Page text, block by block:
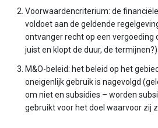
Voorwaardencriterium: de
voldoet aan de geldende
ontvanger recht op een vergoeding
juist en klopt de duur, de termijnen?).
M&O-beleid: het beleid op het
oneigenlijk gebruik is nagevolgd
om niet en subsidies – worden
gebruikt voor het doel waarvoor zij